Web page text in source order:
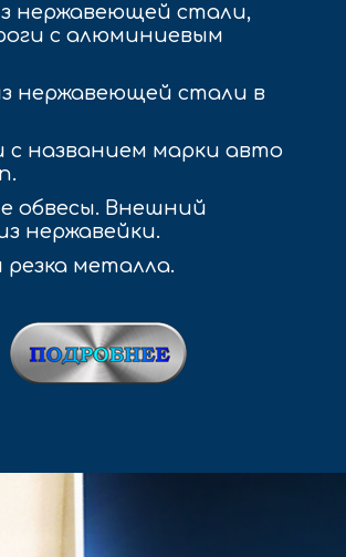
нержавеющей стали,
с алюминиевым
нержавеющей стали в
с названием марки авто
обвесы. Внешний
нержавейки.
резка металла.